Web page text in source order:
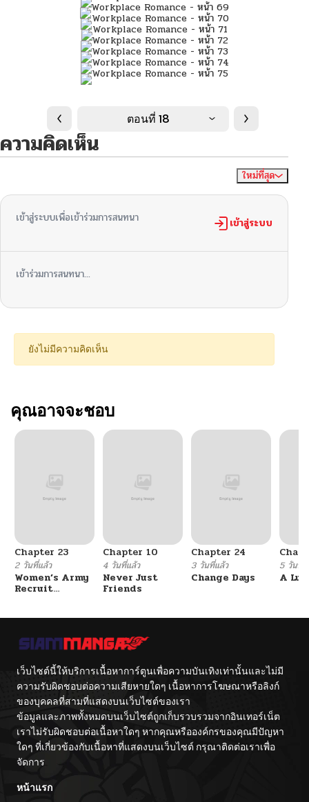
ตอนที่ 18
ความคิดเห็น
ใหม่ที่สุด
เข้าสู่ระบบเพื่อเข้าร่วมการสนทนา เข้าสู่ระบบ
เข้าร่วมการสนทนา...
ยังไม่มีความคิดเห็น
คุณอาจจะชอบ
Chapter 23
2 วันที่แล้ว
Women’s Army
Recruit
Chapter 10
4 วันที่แล้ว
Never Just
Friends
Chapter 24
3 วันที่แล้ว
Change Days
5 วันที่
A
เว็บไซต์นี้ให้บริการเนื้อหาการ์ตูนเพื่อความบันเทิงเท่านั้นและไม่มี
ความรับผิดชอบต่อความเสียหายใดๆ เนื้อหาการโฆษณาหรือลิงก์
ของบุคคลที่สามที่แสดงบนเว็บไซต์ของเรา
ข้อมูลและภาพทั้งหมดบนเว็บไซต์ถูกเก็บรวบรวมจากอินเทอร์เน็ต
เราไม่รับผิดชอบต่อเนื้อหาใดๆ หากคุณหรือองค์กรของคุณมีปัญหา
ใดๆ ที่เกี่ยวข้องกับเนื้อหาที่แสดงบนเว็บไซต์ กรุณาติดต่อเราเพื่อ
จัดการ
หน้าแรก